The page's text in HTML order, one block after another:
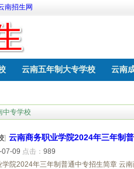
南招生网
云南五年制大专学校 云南
中专学校
] 云南商务职业学院2024年三年制
09 点击： 989
学院2024年三年制普通中专招生简章 云